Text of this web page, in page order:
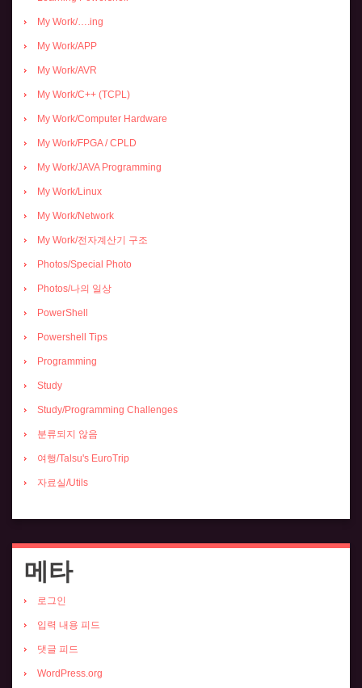
My Work/….ing
My Work/APP
My Work/AVR
My Work/C++ (TCPL)
My Work/Computer Hardware
My Work/FPGA / CPLD
My Work/JAVA Programming
My Work/Linux
My Work/Network
My Work/전자계산기 구조
Photos/Special Photo
Photos/나의 일상
PowerShell
Powershell Tips
Programming
Study
Study/Programming Challenges
분류되지 않음
여행/Talsu's EuroTrip
자료실/Utils
메타
로그인
입력 내용 피드
댓글 피드
WordPress.org